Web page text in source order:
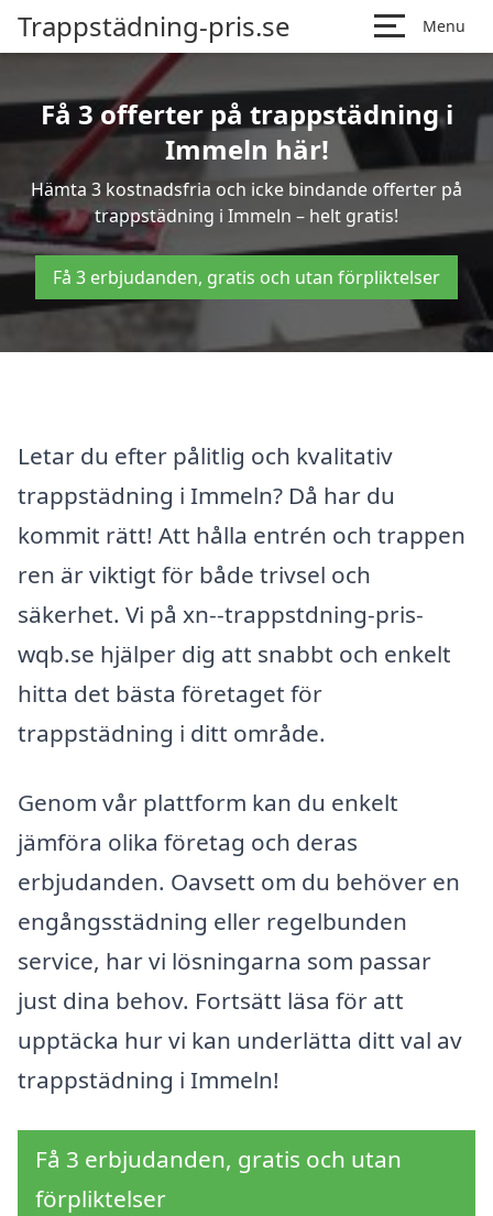
Trappstädning-pris.se Menu
Få 3 offerter på trappstädning i
Immeln här!
Hämta 3 kostnadsfria och icke bindande offerter på
trappstädning i Immeln – helt gratis!
Få 3 erbjudanden, gratis och utan förpliktelser
Letar du efter pålitlig och kvalitativ
trappstädning i Immeln? Då har du
kommit rätt! Att hålla entrén och trappen
ren är viktigt för både trivsel och
säkerhet. Vi på xn--trappstdning-pris-
wqb.se hjälper dig att snabbt och enkelt
hitta det bästa företaget för
trappstädning i ditt område.
Genom vår plattform kan du enkelt
jämföra olika företag och deras
erbjudanden. Oavsett om du behöver en
engångsstädning eller regelbunden
service, har vi lösningarna som passar
just dina behov. Fortsätt läsa för att
upptäcka hur vi kan underlätta ditt val av
trappstädning i Immeln!
Få 3 erbjudanden, gratis och utan
förpliktelser